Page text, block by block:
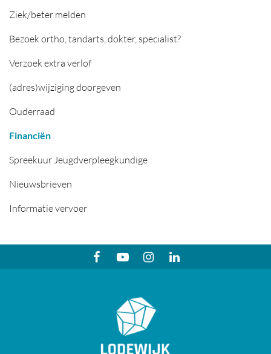
Ziek/beter melden
Bezoek ortho, tandarts, dokter, specialist?
Verzoek extra verlof
(adres)wijziging doorgeven
Ouderraad
Financiën
Spreekuur Jeugdverpleegkundige
Nieuwsbrieven
Informatie vervoer